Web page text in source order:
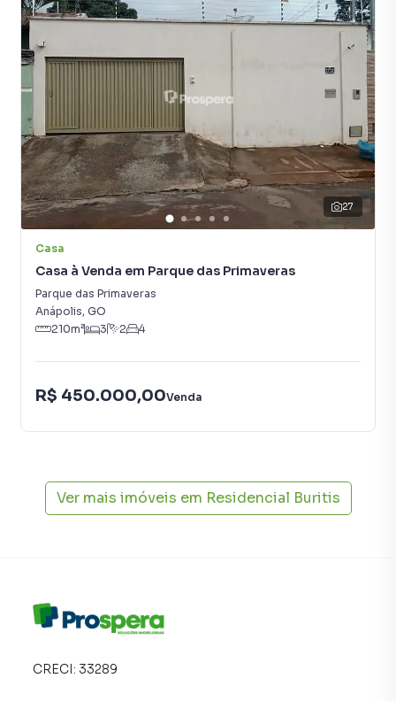
focada em produzir campanhas específicas para Anápolis,
o que aumenta muito o número de contatos interessados
e tendo como consequência uma maior chance de vender
ou alugar seu imóvel mais rápido. Contamos também com
um time de programadores, corretores treinados e uma
central de atendimento preparada para atender
proprietários e inquilinos.
27
Casa
Casa à Venda em Parque das Primaveras
Parque das Primaveras
Anápolis, GO
210m² 3 2 4
R$ 450.000,00Venda
Ver mais imóveis em Residencial Buritis
CRECI: 33289